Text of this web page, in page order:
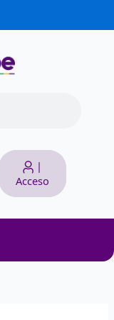
|
Acceso